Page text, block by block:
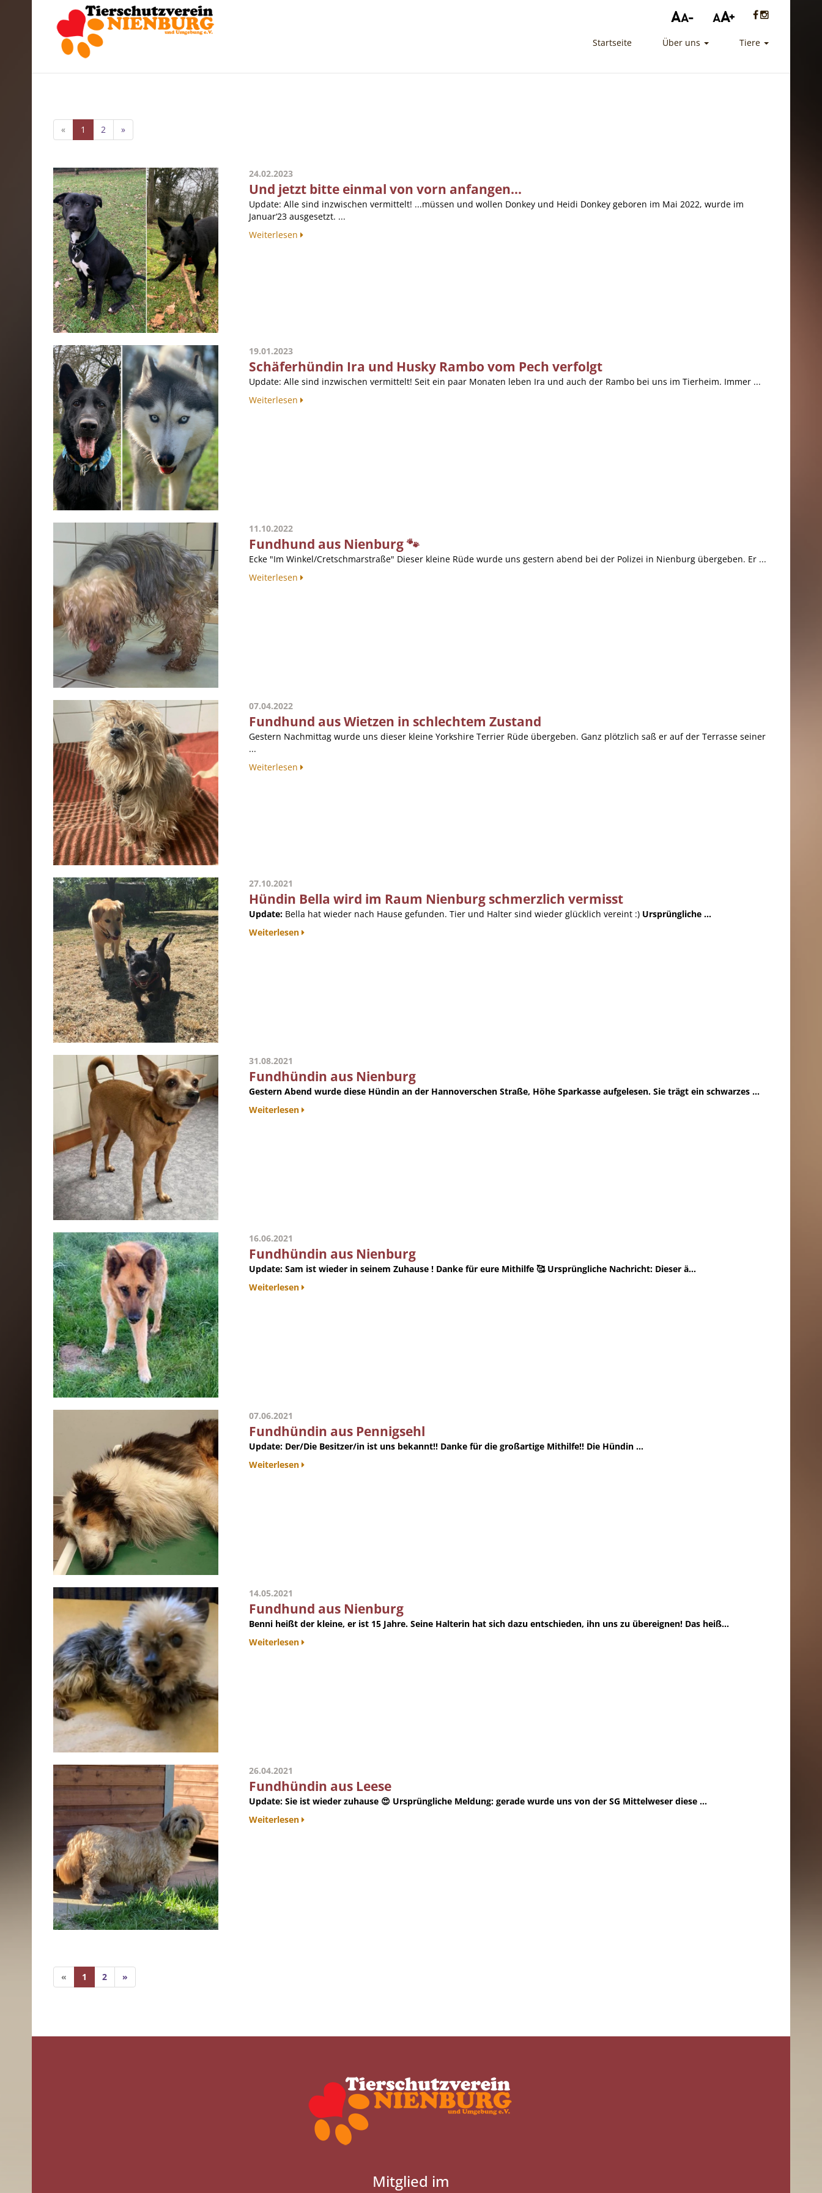
Startseite Über uns Tiere
« 1 2 »
24.02.2023
Und jetzt bitte einmal von vorn anfangen...
Update: Alle sind inzwischen vermittelt! ...müssen und wollen Donkey und Heidi Donkey geboren im Mai 2022, wurde im
Januar‘23 ausgesetzt. ...
Weiterlesen
19.01.2023
Schäferhündin Ira und Husky Rambo vom Pech verfolgt
Update: Alle sind inzwischen vermittelt! Seit ein paar Monaten leben Ira und auch der Rambo bei uns im Tierheim. Immer ...
Weiterlesen
11.10.2022
Fundhund aus Nienburg 🐾
Ecke "Im Winkel/Cretschmarstraße" Dieser kleine Rüde wurde uns gestern abend bei der Polizei in Nienburg übergeben. Er ...
Weiterlesen
07.04.2022
Fundhund aus Wietzen in schlechtem Zustand
Gestern Nachmittag wurde uns dieser kleine Yorkshire Terrier Rüde übergeben. Ganz plötzlich saß er auf der Terrasse seiner
...
Weiterlesen
27.10.2021
Hündin Bella wird im Raum Nienburg schmerzlich vermisst
Update: Bella hat wieder nach Hause gefunden. Tier und Halter sind wieder glücklich vereint :) Ursprüngliche ...
Weiterlesen
31.08.2021
Fundhündin aus Nienburg
Gestern Abend wurde diese Hündin an der Hannoverschen Straße, Höhe Sparkasse aufgelesen. Sie trägt ein schwarzes ...
Weiterlesen
16.06.2021
Fundhündin aus Nienburg
Update: Sam ist wieder in seinem Zuhause ! Danke für eure Mithilfe 🥰 Ursprüngliche Nachricht: Dieser ä...
Weiterlesen
07.06.2021
Fundhündin aus Pennigsehl
Update: Der/Die Besitzer/in ist uns bekannt!! Danke für die großartige Mithilfe!! Die Hündin ...
Weiterlesen
14.05.2021
Fundhund aus Nienburg
Benni heißt der kleine, er ist 15 Jahre. Seine Halterin hat sich dazu entschieden, ihn uns zu übereignen! Das heiß...
Weiterlesen
26.04.2021
Fundhündin aus Leese
Update: Sie ist wieder zuhause 😍 Ursprüngliche Meldung: gerade wurde uns von der SG Mittelweser diese ...
Weiterlesen
« 1 2 »
Mitglied im